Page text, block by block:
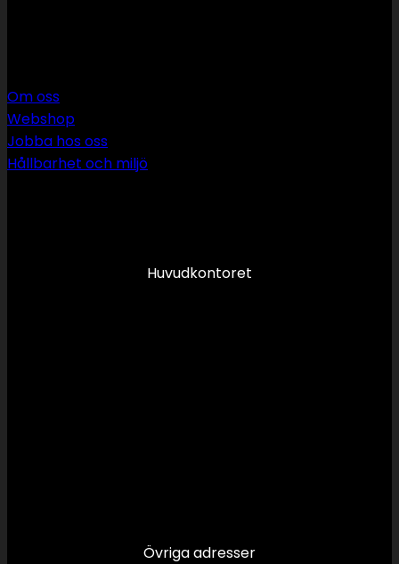
Om oss
Webshop
Jobba hos oss
Hållbarhet och miljö
Huvudkontoret
Övriga adresser